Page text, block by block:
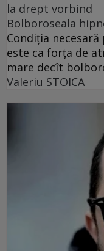
la drept vorbind
Bolboroseala
Condiția
este ca forța de
mare decît
Valeriu STOICA